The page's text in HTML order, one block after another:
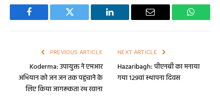
Facebook Twitter LinkedIn Email
PREVIOUS ARTICLE
Koderma: उपायुक्त ने एमआर
अभियान को जन जन तक पहुंचाने के
लिए किया जागरूकता रथ रवाना
NEXT ARTICLE
Hazaribagh: पीएनबी का मनाया
गया 129वां स्थापना दिवस